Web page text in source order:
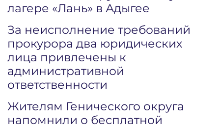
лагере «Лань» в Адыгее
За неисполнение требований
прокурора два юридических
лица привлечены к
административной
ответственности
Жителям Генического округа
напомнили о бесплатной